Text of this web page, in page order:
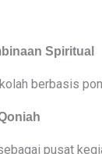
Spiritual
berbasis
pusat